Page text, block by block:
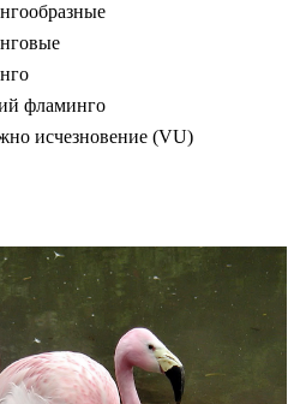
фламинго
исчезновение (VU)